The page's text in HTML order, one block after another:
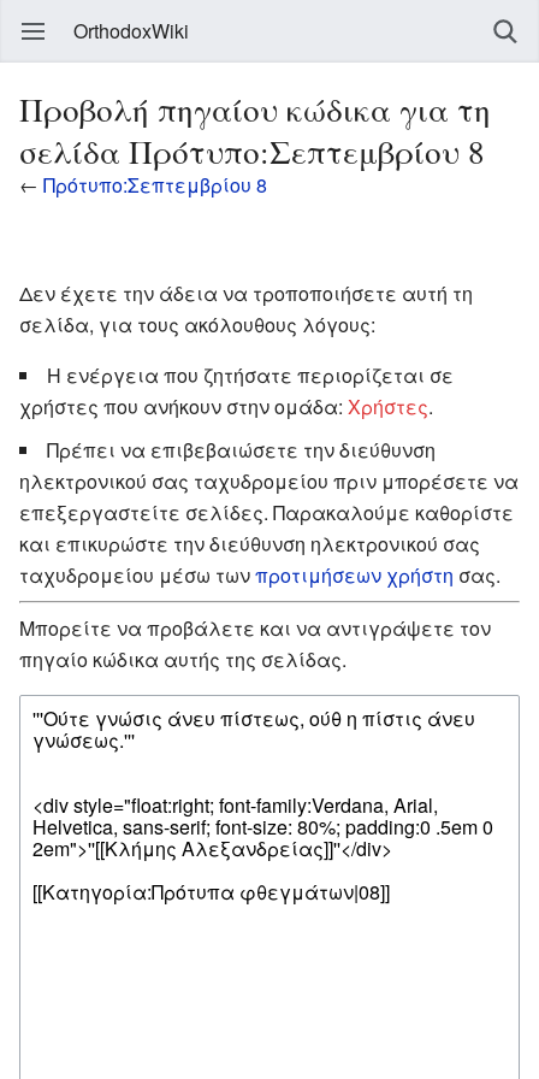
OrthodoxWiki
Προβολή πηγαίου κώδικα για τη
σελίδα Πρότυπο:Σεπτεμβρίου 8
← Πρότυπο:Σεπτεμβρίου 8
Δεν έχετε την άδεια να τροποποιήσετε αυτή τη
σελίδα, για τους ακόλουθους λόγους:
Η ενέργεια που ζητήσατε περιορίζεται σε
χρήστες που ανήκουν στην ομάδα: Χρήστες.
Πρέπει να επιβεβαιώσετε την διεύθυνση
ηλεκτρονικού σας ταχυδρομείου πριν μπορέσετε να
επεξεργαστείτε σελίδες. Παρακαλούμε καθορίστε
και επικυρώστε την διεύθυνση ηλεκτρονικού σας
ταχυδρομείου μέσω τωνπροτιμήσεων χρήστη σας.
Μπορείτε να προβάλετε και να αντιγράψετε τον
πηγαίο κώδικα αυτής της σελίδας.